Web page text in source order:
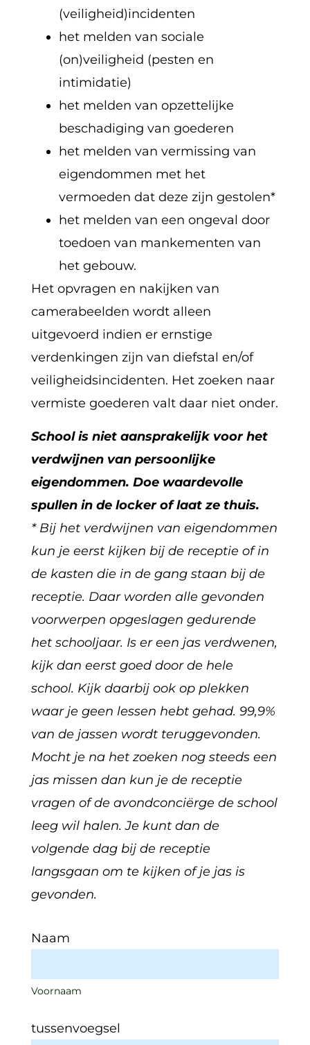
(veiligheid)incidenten
het melden van sociale
(on)veiligheid (pesten en
intimidatie)
het melden van opzettelijke
beschadiging van goederen
het melden van vermissing van
eigendommen met het
vermoeden dat deze zijn gestolen*
het melden van een ongeval door
toedoen van mankementen van
het gebouw.
Het opvragen en nakijken van
camerabeelden wordt alleen
uitgevoerd indien er ernstige
verdenkingen zijn van diefstal en/of
veiligheidsincidenten. Het zoeken naar
vermiste goederen valt daar niet onder.
School is niet aansprakelijk voor het
verdwijnen van persoonlijke
eigendommen. Doe waardevolle
spullen in de locker of laat ze thuis.
* Bij het verdwijnen van eigendommen
kun je eerst kijken bij de receptie of in
de kasten die in de gang staan bij de
receptie. Daar worden alle gevonden
voorwerpen opgeslagen gedurende
het schooljaar. Is er een jas verdwenen,
kijk dan eerst goed door de hele
school. Kijk daarbij ook op plekken
waar je geen lessen hebt gehad. 99,9%
van de jassen wordt teruggevonden.
Mocht je na het zoeken nog steeds een
jas missen dan kun je de receptie
vragen of de avondconciërge de school
leeg wil halen. Je kunt dan de
volgende dag bij de receptie
langsgaan om te kijken of je jas is
gevonden.
Naam
Voornaam
tussenvoegsel